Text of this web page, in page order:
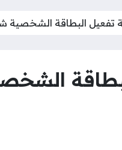
تفعيل البطاقة الشخصية